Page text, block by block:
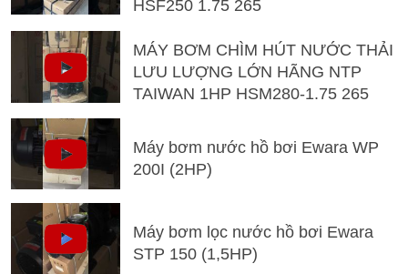
HSF250 1.75 265
MÁY BƠM CHÌM HÚT NƯỚC THẢI
LƯU LƯỢNG LỚN HÃNG NTP
TAIWAN 1HP HSM280-1.75 265
Máy bơm nước hồ bơi Ewara WP
200I (2HP)
Máy bơm lọc nước hồ bơi Ewara
STP 150 (1,5HP)